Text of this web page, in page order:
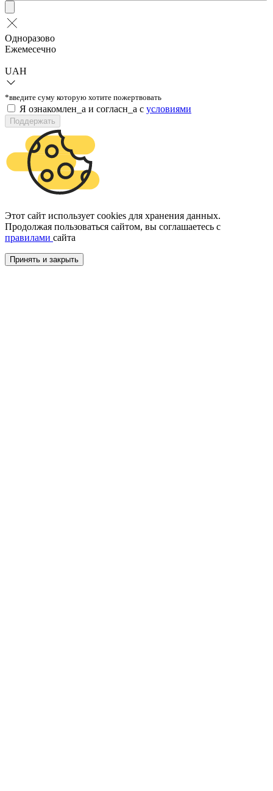
Одноразово
Ежемесечно
UAH
*введите суму которую хотите пожертвовать
Я ознакомлен_а и согласн_а c условиями
Поддержать
Этот сайт использует cookies для хранения данных.
Продолжая пользоваться сайтом, вы соглашаетесь с
правилами сайта
Принять и закрыть